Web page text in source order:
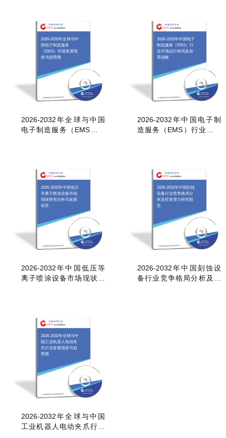
2026-2032年全球与中
国电子制造服务
（EMS）市场发展现
状与趋势预
2026-2032年全球与中国
电子制造服务（EMS）市
2026-2032年中国电子
制造服务（EMS）行
业市场运行格局及前
景战略
2026-2032年中国电子制
造服务（EMS）行业市场
2026-2032年中国低压
等离子喷涂设备市场
现状研究分析与发展
前景
2026-2032年中国低压等
离子喷涂设备市场现状研
2026-2032年中国刻蚀
设备行业竞争格局分
析及投资潜力研究报
告
2026-2032年中国刻蚀设
备行业竞争格局分析及投
2026-2032年全球与中
国工业机器人电动夹
爪行业发展现状与趋
势预
2026-2032年全球与中国
工业机器人电动夹爪行业